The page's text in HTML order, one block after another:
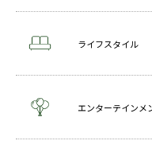
ライフスタイル
エンターテインメ